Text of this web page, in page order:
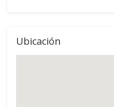
Ubicación